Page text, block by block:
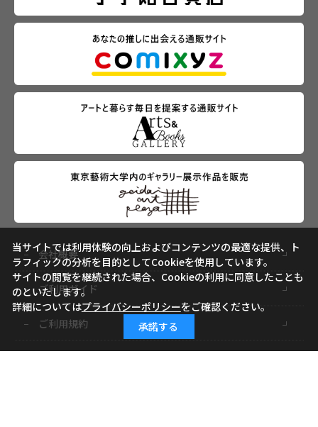
会社概要
ご利用ガイド
ご利用規約
当サイトでは利用体験の向上およびコンテンツの最適な提供、ト
ラフィックの分析を目的としてCookieを使用しています。
サイトの閲覧を継続された場合、Cookieの利用に同意したことも
のといたします。
詳細についてはプライバシーポリシーをご確認ください。
承諾する